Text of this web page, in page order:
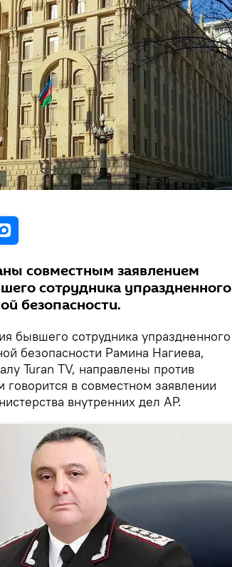
совместным заявлением
сотрудника упраздненного
безопасности.
бывшего сотрудника упраздненного
безопасности Рамина Нагиева,
Turan TV, направлены против
говорится в совместном заявлении
внутренних дел АР.